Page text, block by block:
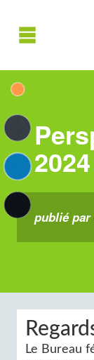
publié par
Le Bureau